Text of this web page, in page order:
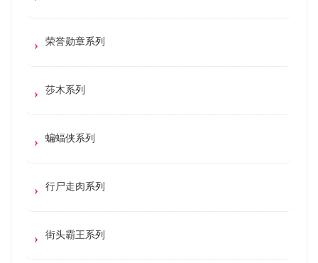
荣誉勋章系列
莎木系列
蝙蝠侠系列
行尸走肉系列
街头霸王系列